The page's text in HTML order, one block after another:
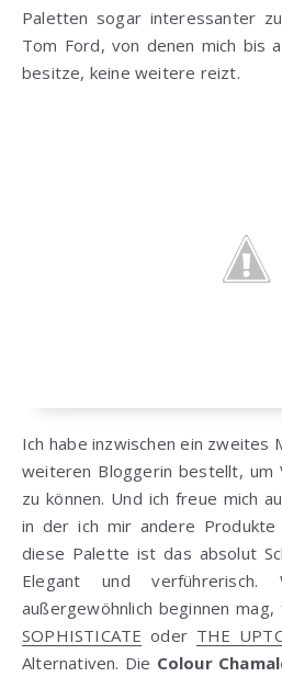
Paletten sogar interessanter
Tom Ford, von denen mich bis
besitze, keine weitere reizt.
Ich habe inzwischen ein zweites
weiteren Bloggerin bestellt, um
zu können. Und ich freue mich
in der ich mir andere
diese Palette ist das absolut
Elegant und
außergewöhnlich beginnen
SOPHISTICATE oder THE
Alternativen. Die Colour